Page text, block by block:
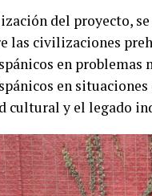
del proyecto,
las civilizaciones
en problemas
en
cultural y el legado